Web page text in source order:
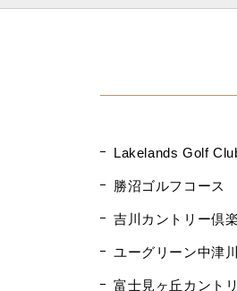
Lakelands Golf
勝沼ゴルフコース
吉川カントリー倶
ユーグリーン中津
富士見ヶ丘カント